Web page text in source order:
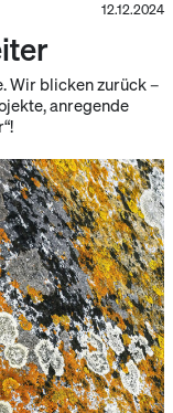
12.12.2024
Wir blicken zurück –
anregende